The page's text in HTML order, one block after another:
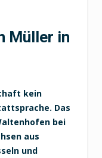
Müller in
kein
Das
bei
aus
und